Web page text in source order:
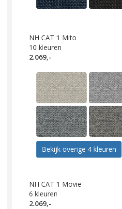
NH CAT 1 Mito
10 kleuren
2.069,-
Bekijk overige 4 kleuren
NH CAT 1 Movie
6 kleuren
2.069,-